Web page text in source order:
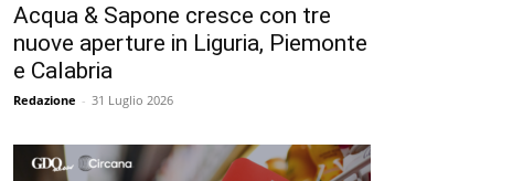
Acqua & Sapone cresce con tre
nuove aperture in Liguria, Piemonte
e Calabria
Redazione - 31 Luglio 2026